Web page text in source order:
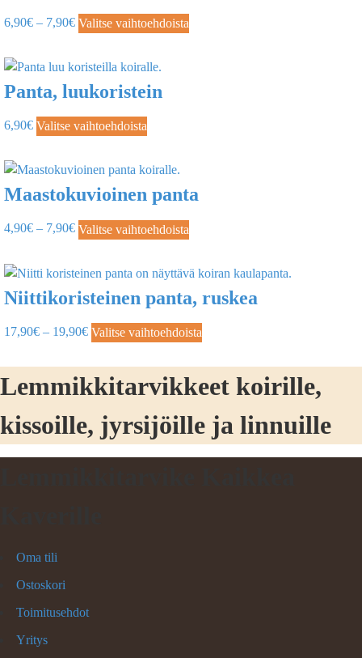
6,90€ – 7,90€ Valitse vaihtoehdoista
Panta, luukoristein
6,90€ Valitse vaihtoehdoista
Maastokuvioinen panta
4,90€ – 7,90€ Valitse vaihtoehdoista
Niittikoristeinen panta, ruskea
17,90€ – 19,90€ Valitse vaihtoehdoista
Lemmikkitarvikkeet koirille,
kissoille, jyrsijöille ja linnuille
Oma tili
Ostoskori
Toimitusehdot
Yritys